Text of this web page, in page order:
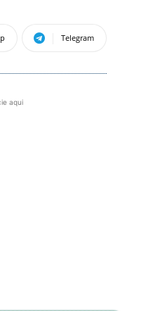
Telegram
aqui